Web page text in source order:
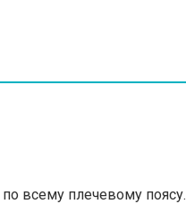
всему плечевому поясу.